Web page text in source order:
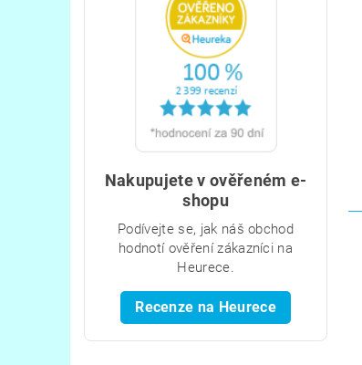
Nakupujete v ověřeném e-
shopu
Podívejte se, jak náš obchod
hodnotí ověření zákazníci na
Heurece.
Recenze na Heurece